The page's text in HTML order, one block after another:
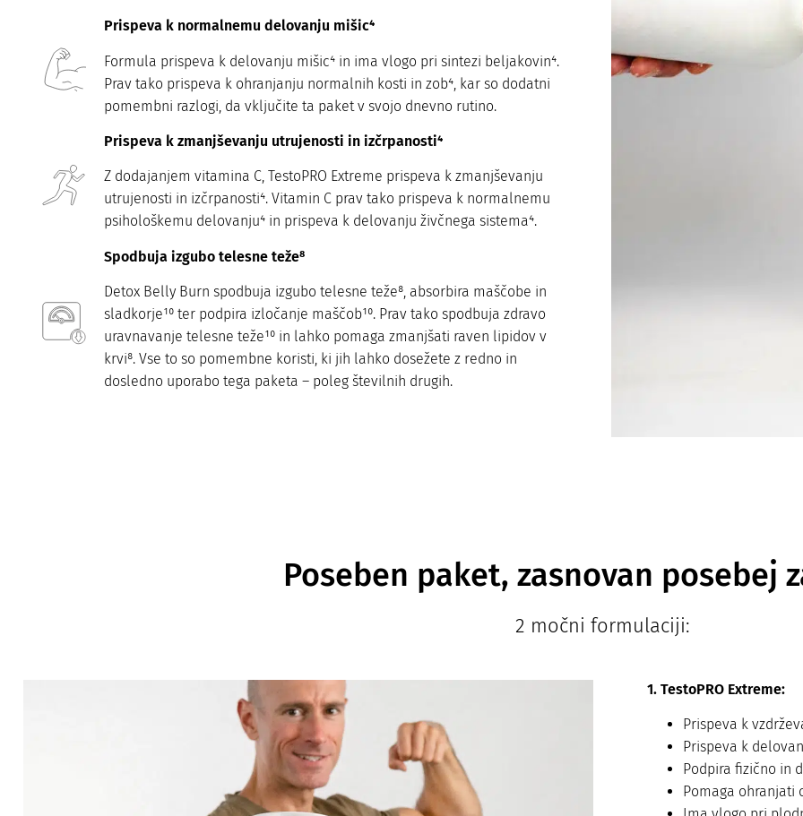
Prispeva k normalnemu delovanju mišic⁴
Formula prispeva k delovanju mišic⁴ in ima vlogo pri sintezi beljakovin⁴.
Prav tako prispeva k ohranjanju normalnih kosti in zob⁴, kar so dodatni
pomembni razlogi, da vključite ta paket v svojo dnevno rutino.
Prispeva k zmanjševanju utrujenosti in izčrpanosti⁴
Z dodajanjem vitamina C, TestoPRO Extreme prispeva k zmanjševanju
utrujenosti in izčrpanosti⁴. Vitamin C prav tako prispeva k normalnemu
psihološkemu delovanju⁴ in prispeva k delovanju živčnega sistema⁴.
Spodbuja izgubo telesne teže⁸
Detox Belly Burn spodbuja izgubo telesne teže⁸, absorbira maščobe in
sladkorje¹⁰ ter podpira izločanje maščob¹⁰. Prav tako spodbuja zdravo
uravnavanje telesne teže¹⁰ in lahko pomaga zmanjšati raven lipidov v
krvi⁸. Vse to so pomembne koristi, ki jih lahko dosežete z redno in
dosledno uporabo tega paketa – poleg številnih drugih.
Poseben paket, zasnovan posebej
2 močni formulaciji:
1. TestoPRO Extreme:
Prispeva k
Prispeva k
Podpira fizično in
Pomaga ohranjati